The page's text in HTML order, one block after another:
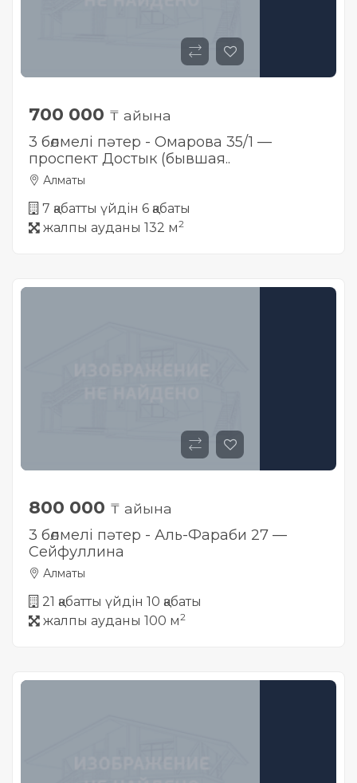
700 000 ₸ айына
3 бөлмелі пәтер - Омарова 35/1 —
проспект Достык (бывшая..
Алматы
7 қабатты үйдін 6 қабаты
жалпы ауданы 132 м2
800 000 ₸ айына
3 бөлмелі пәтер - Аль-Фараби 27 —
Сейфуллина
Алматы
21 қабатты үйдін 10 қабаты
жалпы ауданы 100 м2